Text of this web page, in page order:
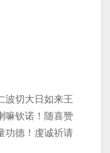
波切大日如来王
嘛钦诺！随喜赞
功德！虔诚祈请